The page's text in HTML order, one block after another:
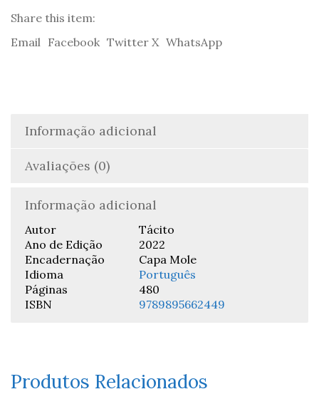
Share this item:
Email Facebook Twitter X WhatsApp
Informação adicional
Avaliações (0)
Informação adicional
Autor
Tácito
Ano de Edição
2022
Encadernação
Capa Mole
Idioma
Português
Páginas
480
ISBN
9789895662449
Produtos Relacionados